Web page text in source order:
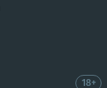
18+